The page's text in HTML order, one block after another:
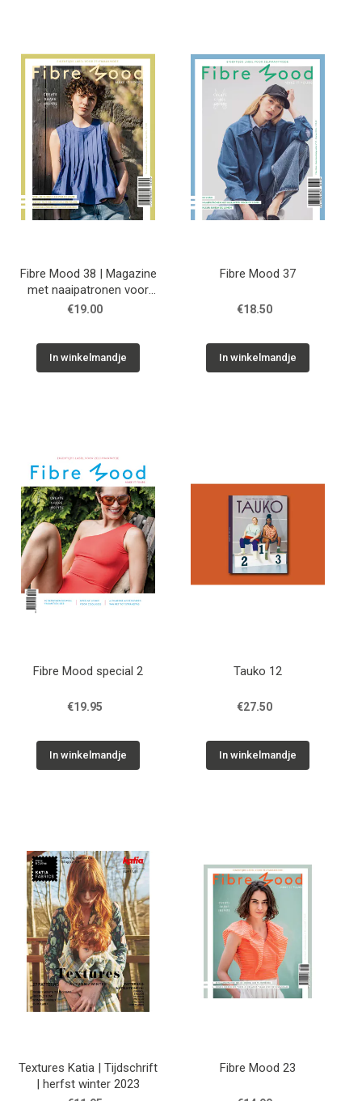
Fibre Mood 38 | Magazine
met naaipatronen voor
dames
€19.00
In winkelmandje
Fibre Mood 37
€18.50
In winkelmandje
Fibre Mood special 2
€19.95
In winkelmandje
Tauko 12
€27.50
In winkelmandje
Textures Katia | Tijdschrift
| herfst winter 2023
Fibre Mood 23